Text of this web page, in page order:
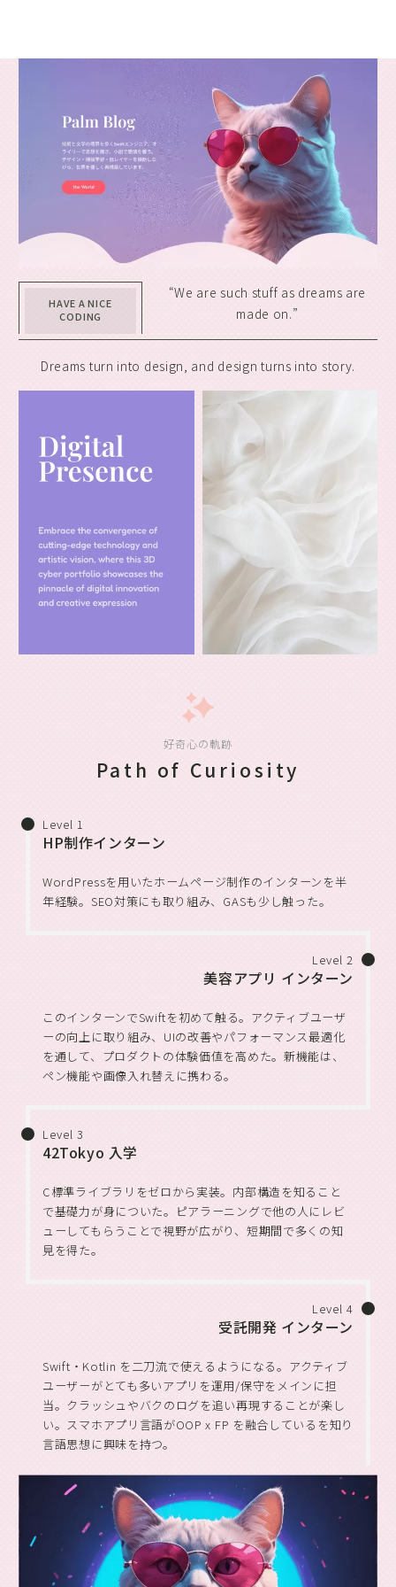
HAVE A NICE
CODING
“We are such stuff as dreams are
made on.”
Dreams turn into design, and design turns into story.
好奇心の軌跡
Path of Curiosity
Level 1
HP制作インターン
WordPressを用いたホームページ制作のインターンを半
年経験。SEO対策にも取り組み、GASも少し触った。
Level 2
美容アプリ インターン
このインターンでSwiftを初めて触る。アクティブユーザ
ーの向上に取り組み、UIの改善やパフォーマンス最適化
を通して、プロダクトの体験価値を高めた。新機能は、
ペン機能や画像入れ替えに携わる。
Level 3
42Tokyo 入学
C標準ライブラリをゼロから実装。内部構造を知ること
で基礎力が身についた。ピアラーニングで他の人にレビ
ューしてもらうことで視野が広がり、短期間で多くの知
見を得た。
Level 4
受託開発 インターン
Swift・Kotlin を二刀流で使えるようになる。アクティブ
ユーザーがとても多いアプリを運用/保守をメインに担
当。クラッシュやバクのログを追い再現することが楽し
い。スマホアプリ言語がOOP x FP を融合しているを知り
言語思想に興味を持つ。